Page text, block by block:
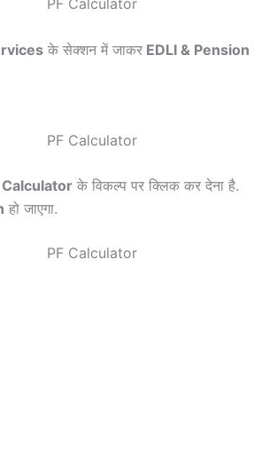
के सेक्शन में जाकर EDLI &
Calculator के विकल्प पर क्लिक कर देना है.
हो जाएगा.